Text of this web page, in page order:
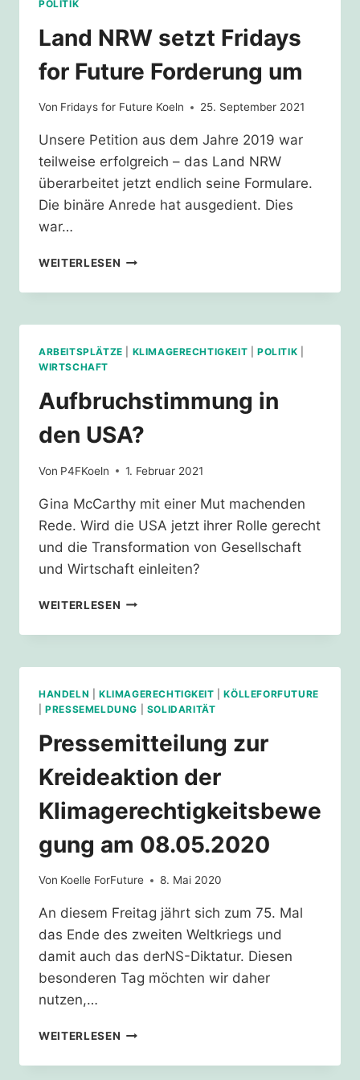
POLITIK
Land NRW setzt Fridays
for Future Forderung um
Von Fridays for Future Koeln 25. September 2021
Unsere Petition aus dem Jahre 2019 war
teilweise erfolgreich – das Land NRW
überarbeitet jetzt endlich seine Formulare.
Die binäre Anrede hat ausgedient. Dies
war…
WEITERLESEN LAND
SETZT
FOR
FUTURE
FORDERUNG
ARBEITSPLÄTZE KLIMAGERECHTIGKEIT |POLITIK
WIRTSCHAFT
Aufbruchstimmung in
den USA?
Von P4FKoeln 1. Februar 2021
Gina McCarthy mit einer Mut machenden
Rede. Wird die USA jetzt ihrer Rolle gerecht
und die Transformation von Gesellschaft
und Wirtschaft einleiten?
WEITERLESEN AUFBRUCHSTIMMUNG
DEN
HANDELN KLIMAGERECHTIGKEIT |KÖLLEFORFUTURE
|PRESSEMELDUNG SOLIDARITÄT
Pressemitteilung zur
Kreideaktion der
Klimagerechtigkeitsbewe
gung am 08.05.2020
Von Koelle ForFuture 8. Mai 2020
An diesem Freitag jährt sich zum 75. Mal
das Ende des zweiten Weltkriegs und
damit auch das derNS-Diktatur. Diesen
besonderen Tag möchten wir daher
nutzen,…
WEITERLESEN PRESSEMITTEILUNG
KREIDEAKTION